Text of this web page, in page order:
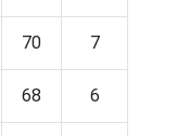
70 7
68 6